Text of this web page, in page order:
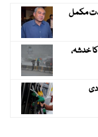
مدت مکمل
کا خدشہ،